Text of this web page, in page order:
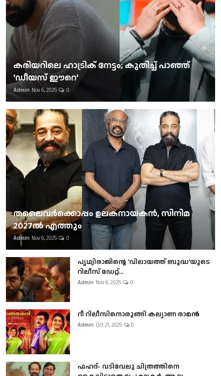
കരിയറിലെ ഹാട്രിക് നേട്ടം; കുതിച്ച് പാഞ്ഞ്
'ഡീയസ് ഈറെ'
Admin Nov 6, 2025 0
തലൈവര്‍ക്കൊപ്പം ഉലകനായകന്‍, സിനിമ
2027ല്‍ എത്തും
Admin Nov 6, 2025 0
പൃഥ്വിരാജിന്റെ 'വിലായത്ത് ബുദ്ധ'യുടെ
റിലീസ് ഡേറ്റ്...
Admin Nov 6, 2025 0
റീ റിലീസിനൊരുങ്ങി കല്യാണ രാമൻ
Admin Oct 21, 2025 0
ഫഹദ്- വടിവേലു ചിത്രത്തിനെ